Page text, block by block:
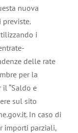
nuova
previste.
i
delle rate
per la
il “Saldo e
sul sito
In caso di
importi parziali,